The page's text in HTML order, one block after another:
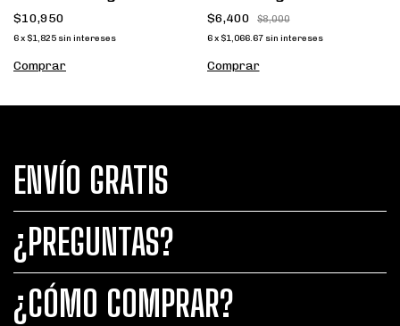
$10,950
6x $1,825 sin intereses
$6,400
$8,000
6 x $1,066.67 sin intereses
ENVÍO GRATIS
¿PREGUNTAS?
¿CÓMO COMPRAR?